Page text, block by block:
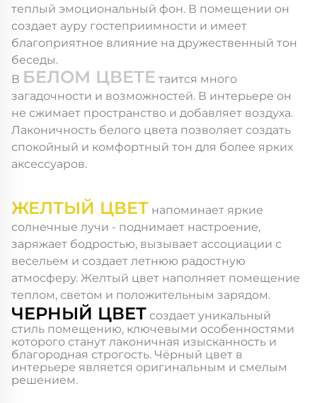
теплый эмоциональный фон. В помещении он
создает ауру гостеприимности и имеет
благоприятное влияние на дружественный тон
беседы.
В БЕЛОМ ЦВЕТЕ таится много
загадочности и возможностей. В интерьере он
не сжимает пространство и добавляет воздуха.
Лаконичность белого цвета позволяет создать
спокойный и комфортный тон для более ярких
аксессуаров.
ЖЕЛТЫЙ ЦВЕТ напоминает яркие
солнечные лучи - поднимает настроение,
заряжает бодростью, вызывает ассоциации с
весельем и создает летнюю радостную
атмосферу. Желтый цвет наполняет помещение
теплом, светом и положительным зарядом.
ЧЕРНЫЙ ЦВЕТ создает уникальный
стиль помещению, ключевыми особенностями
которого станут лаконичная изысканность и
благородная строгость. Чёрный цвет в
интерьере является оригинальным и смелым
решением.